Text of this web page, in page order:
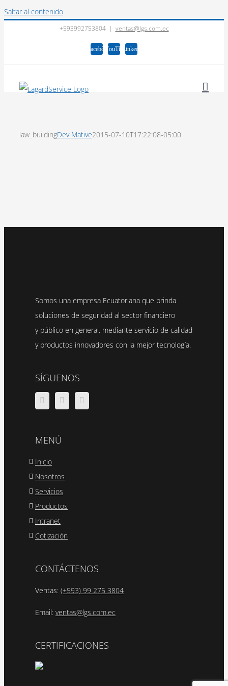
Saltar al contenido
+593992753804 | ventas@lgs.com.ec
FacebookYouTubeLinkedIn
law_buildingDev Mative2015-07-10T17:22:08-05:00
Somos una empresa Ecuatoriana que brinda
soluciones de seguridad al sector financiero
y público en general, mediante servicio de calidad
y productos innovadores con la mejor tecnología.
SÍGUENOS
MENÚ
Inicio
Nosotros
Servicios
Productos
Intranet
Cotización
CONTÁCTENOS
Ventas: (+593) 99 275 3804
Email: ventas@lgs.com.ec
CERTIFICACIONES